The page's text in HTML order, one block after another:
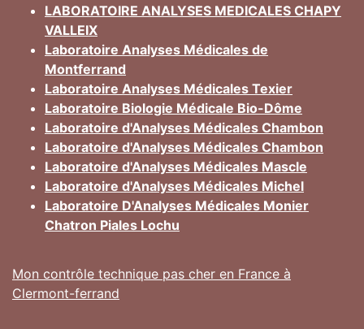
LABORATOIRE ANALYSES MEDICALES CHAPY
VALLEIX
Laboratoire Analyses Médicales de
Montferrand
Laboratoire Analyses Médicales Texier
Laboratoire Biologie Médicale Bio-Dôme
Laboratoire d'Analyses Médicales Chambon
Laboratoire d'Analyses Médicales Chambon
Laboratoire d'Analyses Médicales Mascle
Laboratoire d'Analyses Médicales Michel
Laboratoire D'Analyses Médicales Monier
Chatron Piales Lochu
Mon contrôle technique pas cher en France à
Clermont-ferrand